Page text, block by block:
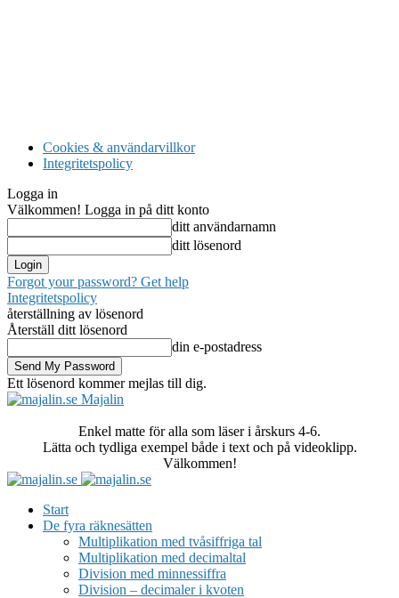
Cookies & användarvillkor
Integritetspolicy
Logga in
Välkommen! Logga in på ditt konto
ditt användarnamn
ditt lösenord
Forgot your password? Get help
Integritetspolicy
återställning av lösenord
Återställ ditt lösenord
din e-postadress
Ett lösenord kommer mejlas till dig.
Majalin
Enkel matte för alla som läser i årskurs 4-6.
Lätta och tydliga exempel både i text och på videoklipp.
Välkommen!
Start
De fyra räknesätten
Multiplikation med tvåsiffriga tal
Multiplikation med decimaltal
Division med minnessiffra
Division – decimaler i kvoten